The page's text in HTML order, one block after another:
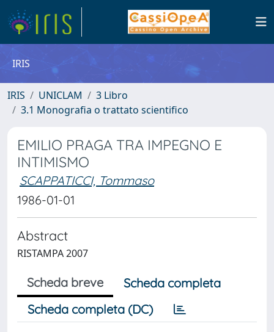
IRIS
IRIS UNICLAM
3 Libro
3.1 Monografia o trattato scientifico
EMILIO PRAGA TRA IMPEGNO E
INTIMISMO
SCAPPATICCI, Tommaso
1986-01-01
Abstract
RISTAMPA 2007
Scheda breve
Scheda completa
Scheda completa (DC)